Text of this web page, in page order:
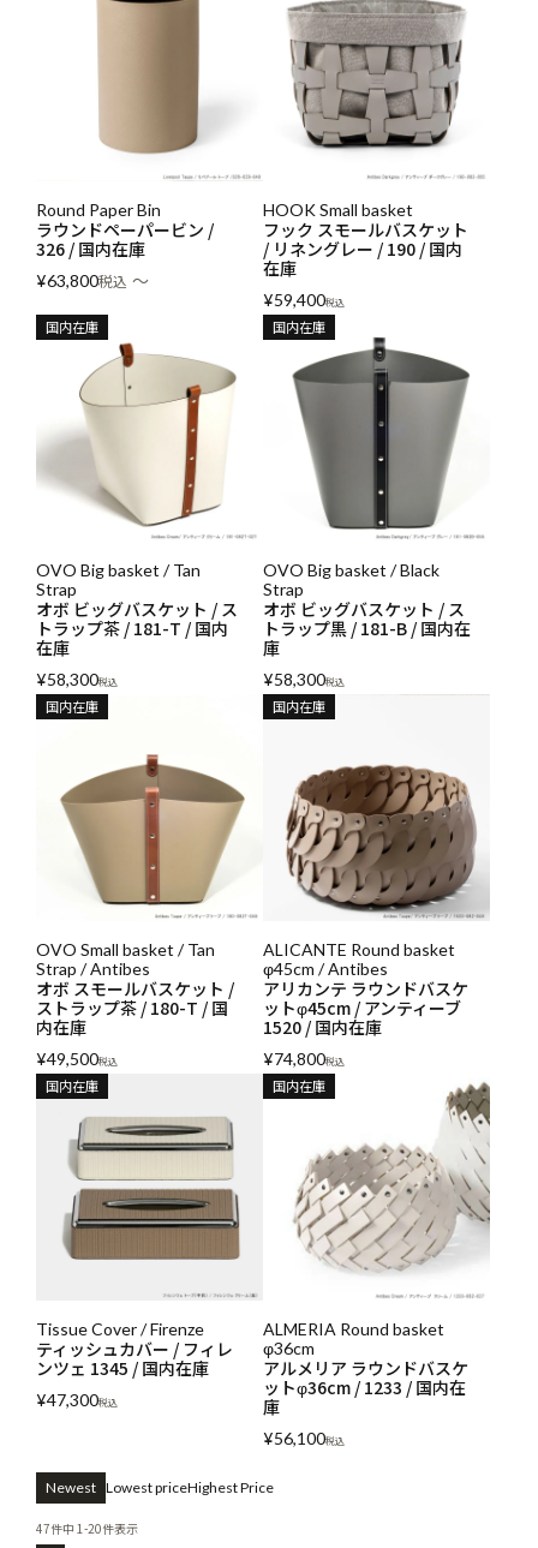
Round Paper Bin
ラウンドペーパービン /
326 / 国内在庫
¥63,800税込 〜
HOOK Small basket
フック スモールバスケット
/ リネングレー / 190 / 国内
在庫
¥59,400税込
OVO Big basket / Tan
Strap
オボ ビッグバスケット / ス
トラップ茶 / 181-T / 国内
在庫
国内在庫
¥58,300税込
OVO Big basket / Black
Strap
オボ ビッグバスケット / ス
トラップ黒 / 181-B / 国内在
庫
国内在庫
¥58,300税込
OVO Small basket / Tan
Strap / Antibes
オボ スモールバスケット /
ストラップ茶 / 180-T / 国
内在庫
国内在庫
¥49,500税込
ALICANTE Round basket
φ45cm / Antibes
アリカンテ ラウンドバスケ
ットφ45cm / アンティーブ
1520 / 国内在庫
国内在庫
¥74,800税込
Tissue Cover / Firenze
ティッシュカバー / フィレ
ンツェ 1345 / 国内在庫
国内在庫
¥47,300税込
ALMERIA Round basket
φ36cm
アルメリア ラウンドバスケ
ットφ36cm / 1233 / 国内在
庫
国内在庫
¥56,100税込
Newest Lowest priceHighest Price
47件中 1-20件表示